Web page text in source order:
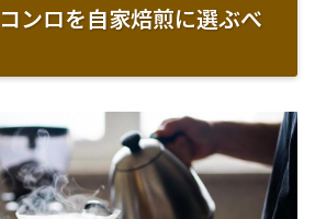
ンロを自家焙煎に選ぶべ